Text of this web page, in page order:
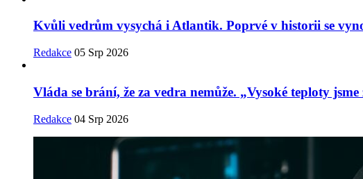
Kvůli vedrům vysychá i Atlantik. Poprvé v historii se
Redakce 05 Srp 2026
Vláda se brání, že za vedra nemůže. „Vysoké teploty
Redakce 04 Srp 2026